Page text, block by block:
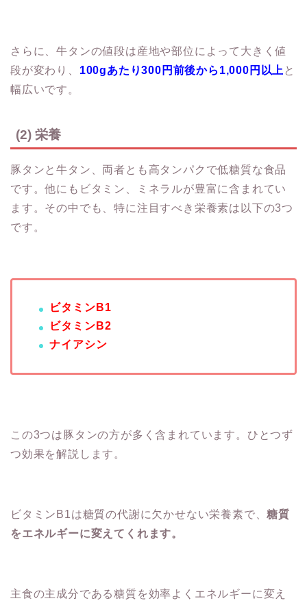
さらに、牛タンの値段は産地や部位によって大きく値
段が変わり、 100gあたり300円前後から1,000円以上 と
幅広いです。
(2) 栄養
豚タンと牛タン、両者とも高タンパクで低糖質な食品
です。他にもビタミン、ミネラルが豊富に含まれてい
ます。その中でも、特に注目すべき栄養素は以下の3つ
です。
ビタミンB1
ビタミンB2
ナイアシン
この3つは豚タンの方が多く含まれています。ひとつず
つ効果を解説します。
ビタミンB1は糖質の代謝に欠かせない栄養素で、糖質
をエネルギーに変えてくれます。
主食の主成分である糖質を効率よくエネルギーに変え